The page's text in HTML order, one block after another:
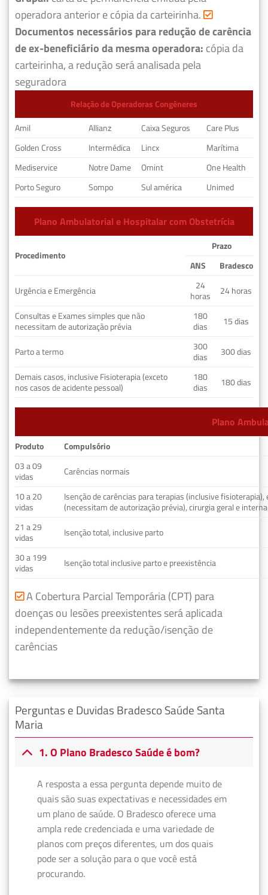
operadora anterior e cópia da carteirinha.
Documentos necessários para redução de carência
de ex-beneficiário da mesma operadora: cópia da
carteirinha, a redução será analisada pela
seguradora
Relação de Operadoras Congêneres
Amil
Allianz Caixa Seguros
Care Plus
Golden Cross
Intermédica Lincx
Marítima
Mediservice
Notre Dame Omint
One Health
Porto Seguro
Sompo Sul américa Unimed
Plano Ambulatorial e Hospitalar com Obstetrícia
Procedimento
Prazo
ANS
Bradesco
Urgência e Emergência
24
horas
24 horas
Consultas e Exames simples que não
necessitam de autorização prévia
180
dias
15 dias
Parto a termo
300
dias
300 dias
Demais casos, inclusive Fisioterapia (exceto
nos casos de acidente pessoal)
180
dias
180 dias
Plano
Produto
Compulsório
03 a 09
vidas
Carências normais
10 a 20
vidas
Isenção de carências para terapias (inclusive fisioterapia),
(necessitam de autorização prévia), cirurgia geral e
21 a 29
vidas
Isenção total, inclusive parto
30 a 199
vidas
Isenção total inclusive parto e preexistência
A Cobertura Parcial Temporária (CPT) para
doenças ou lesões preexistentes será aplicada
independentemente da redução/isenção de
carências
Perguntas e Duvidas Bradesco Saúde Santa
Maria
1. O Plano Bradesco Saúde é bom?
A resposta a essa pergunta depende muito de
quais são suas expectativas e necessidades em
um plano de saúde. O Bradesco oferece uma
ampla rede credenciada e uma variedade de
planos com preços diferentes, um dos quais
pode ser a solução para o que você está
procurando.